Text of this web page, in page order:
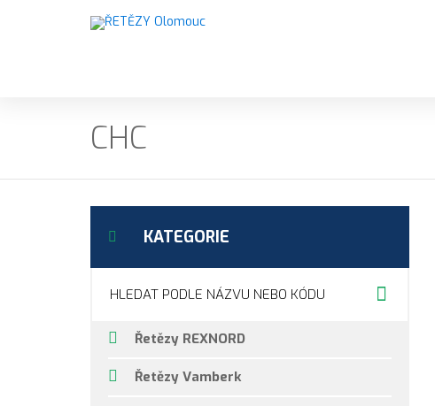
CHC
KATEGORIE
Řetězy REXNORD
Řetězy Vamberk